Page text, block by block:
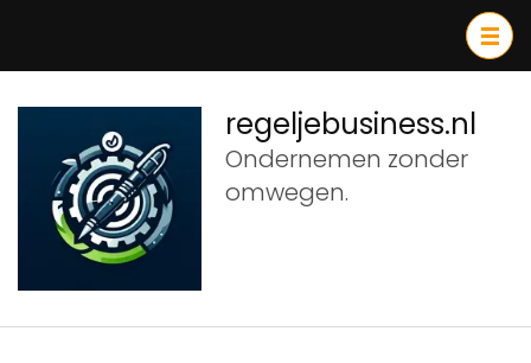
inhoud
(druk
Enter)
regeljebusiness.nl
Ondernemen zonder
omwegen.